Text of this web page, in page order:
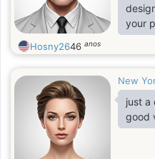
your
other
Hosny2646 anos
New
just a
good